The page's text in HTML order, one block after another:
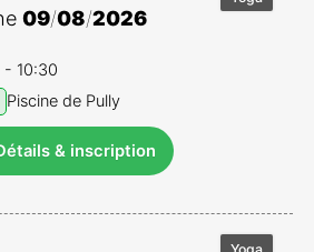
09/08/2026
- 10:30
Piscine de Pully
& inscription